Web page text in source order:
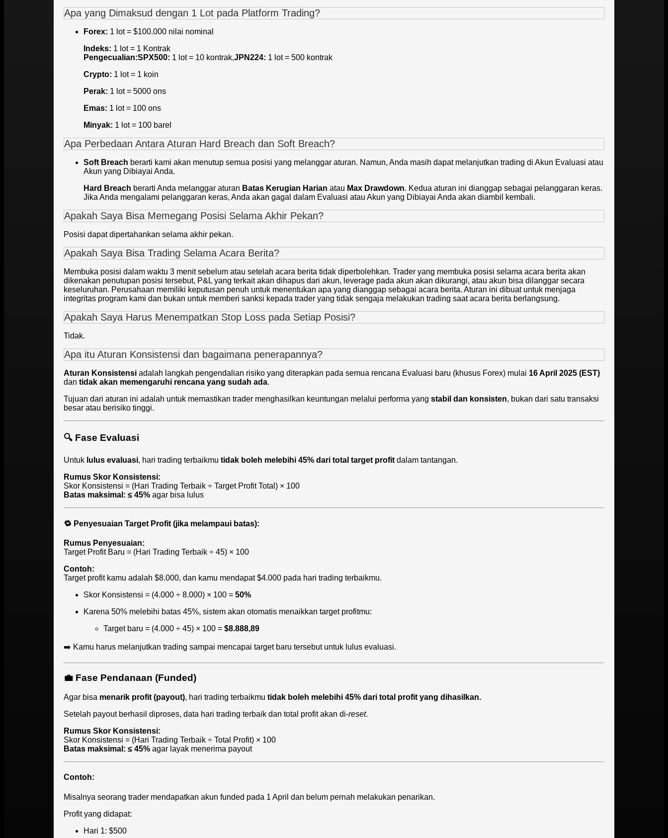
Apa yang Dimaksud dengan 1 Lot pada Platform Trading?
Forex: 1 lot = $100.000 nilai nominal
Indeks: 1 lot = 1 Kontrak
Pengecualian:SPX500: 1 lot = 10 kontrak,JPN224: 1 lot = 500 kontrak
Crypto: 1 lot = 1 koin
Perak: 1 lot = 5000 ons
Emas: 1 lot = 100 ons
Minyak: 1 lot = 100 barel
Apa Perbedaan Antara Aturan Hard Breach dan Soft Breach?
Soft Breach berarti kami akan menutup semua posisi yang melanggar aturan. Namun, Anda masih dapat melanjutkan trading di Akun Evaluasi atau
Akun yang Dibiayai Anda.
Hard Breach berarti Anda melanggar aturan Batas Kerugian Harian atau Max Drawdown. Kedua aturan ini dianggap sebagai pelanggaran keras.
Jika Anda mengalami pelanggaran keras, Anda akan gagal dalam Evaluasi atau Akun yang Dibiayai Anda akan diambil kembali.
Apakah Saya Bisa Memegang Posisi Selama Akhir Pekan?
Posisi dapat dipertahankan selama akhir pekan.
Apakah Saya Bisa Trading Selama Acara Berita?
Membuka posisi dalam waktu 3 menit sebelum atau setelah acara berita tidak diperbolehkan. Trader yang membuka posisi selama acara berita akan
dikenakan penutupan posisi tersebut, P&L yang terkait akan dihapus dari akun, leverage pada akun akan dikurangi, atau akun bisa dilanggar secara
keseluruhan. Perusahaan memiliki keputusan penuh untuk menentukan apa yang dianggap sebagai acara berita. Aturan ini dibuat untuk menjaga
integritas program kami dan bukan untuk memberi sanksi kepada trader yang tidak sengaja melakukan trading saat acara berita berlangsung.
Apakah Saya Harus Menempatkan Stop Loss pada Setiap Posisi?
Tidak.
Apa itu Aturan Konsistensi dan bagaimana penerapannya?
Aturan Konsistensi adalah langkah pengendalian risiko yang diterapkan pada semua rencana Evaluasi baru (khusus Forex) mulai 16 April 2025 (EST)
dan tidak akan memengaruhi rencana yang sudah ada.
Tujuan dari aturan ini adalah untuk memastikan trader menghasilkan keuntungan melalui performa yang stabil dan konsisten, bukan dari satu transaksi
besar atau berisiko tinggi.
🔍 Fase Evaluasi
Untuk lulus evaluasi, hari trading terbaikmu tidak boleh melebihi 45% dari total target profit dalam tantangan.
Rumus Skor Konsistensi:
Skor Konsistensi = (Hari Trading Terbaik ÷ Target Profit Total) × 100
Batas maksimal: ≤ 45% agar bisa lulus
🔁 Penyesuaian Target Profit (jika melampaui batas):
Rumus Penyesuaian:
Target Profit Baru = (Hari Trading Terbaik ÷ 45) × 100
Contoh:
Target profit kamu adalah $8.000, dan kamu mendapat $4.000 pada hari trading terbaikmu.
Skor Konsistensi = (4.000 ÷ 8.000) × 100 = 50%
Karena 50% melebihi batas 45%, sistem akan otomatis menaikkan target profitmu:
Target baru = (4.000 ÷ 45) × 100 = $8.888,89
➡️ Kamu harus melanjutkan trading sampai mencapai target baru tersebut untuk lulus evaluasi.
💼 Fase Pendanaan (Funded)
Agar bisa menarik profit (payout), hari trading terbaikmu tidak boleh melebihi 45% dari total profit yang dihasilkan.
Setelah payout berhasil diproses, data hari trading terbaik dan total profit akan di-reset.
Rumus Skor Konsistensi:
Skor Konsistensi = (Hari Trading Terbaik ÷ Total Profit) × 100
Batas maksimal: ≤ 45% agar layak menerima payout
Contoh:
Misalnya seorang trader mendapatkan akun funded pada 1 April dan belum pernah melakukan penarikan.
Profit yang didapat:
Hari 1: $500